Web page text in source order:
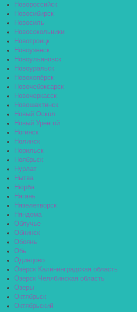
Новороссийск
Новосибирск
Новосиль
Новосокольники
Новотроицк
Новоузенск
Новоульяновск
Новоуральск
Новохопёрск
Новочебоксарск
Новочеркасск
Новошахтинск
Новый Оскол
Новый Уренгой
Ногинск
Нолинск
Норильск
Ноябрьск
Нурлат
Нытва
Нюрба
Нягань
Нязелетворск
Няндома
Облучье
Обнинск
Обоянь
Обь
Одинцово
Озёрск Калининградская область
Озерск Челябинская область
Озеры
Октябрьск
Октябрьский